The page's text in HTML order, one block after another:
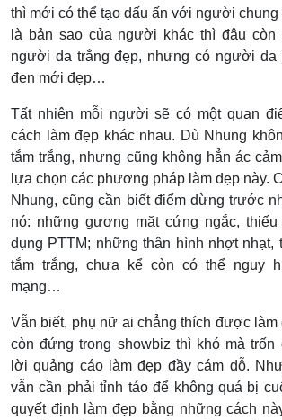
thì mới có thể tạo dấu ấn với người chung
là bản sao của người khác thì đâu
người da trắng đẹp, nhưng có người da
đen mới đẹp…
Tất nhiên mỗi người sẽ có một quan
cách làm đẹp khác nhau. Dù Nhung
tắm trắng, nhưng cũng không hẳn ác
lựa chọn các phương pháp làm đẹp này.
Nhung, cũng cần biết điểm dừng trước
nó: những gương mặt cứng ngắc,
dụng PTTM; những thân hình nhợt nhạt,
tắm trắng, chưa kể còn có thể nguy
mạng…
Vẫn biết, phụ nữ ai chẳng thích được làm
còn đứng trong showbiz thì khó mà trốn
lời quảng cáo làm đẹp đầy cám dỗ.
vẫn cần phải tỉnh táo để không quá bị
quyết định làm đẹp bằng những cách